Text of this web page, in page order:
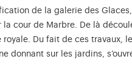
de la galerie des
cour de Marbre. De là
Du fait de ces travaux,
donnant sur les jardins,